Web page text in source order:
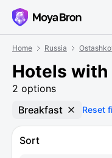
Home Russia
Hotels with
2 options
Breakfast Reset
Sort